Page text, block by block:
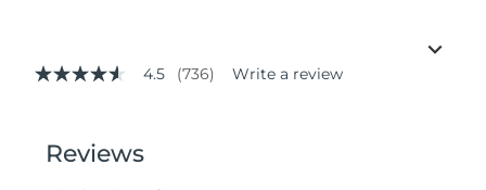
4.5
stars,
average
4.5 (736) Write a review